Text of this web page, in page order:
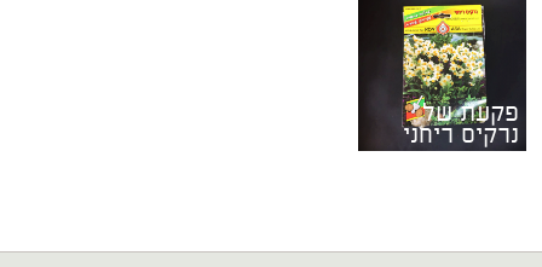
פקעת של
נרקיס ריחני